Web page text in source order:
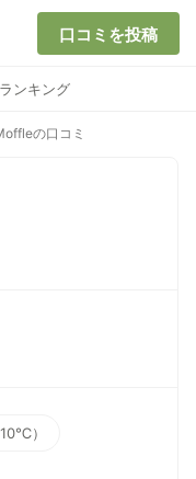
口コミを投稿
ンキング
の口コミ
）